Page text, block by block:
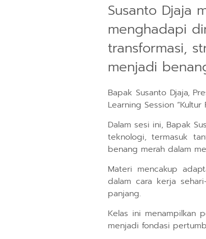
Susanto Djaja
menghadapi
transformasi,
menjadi
Bapak Susanto Djaja,
Learning Session
Dalam sesi ini, Bapak
teknologi, termasuk
benang merah dalam
Materi mencakup
dalam cara kerja
panjang.
Kelas ini menampilkan
menjadi fondasi